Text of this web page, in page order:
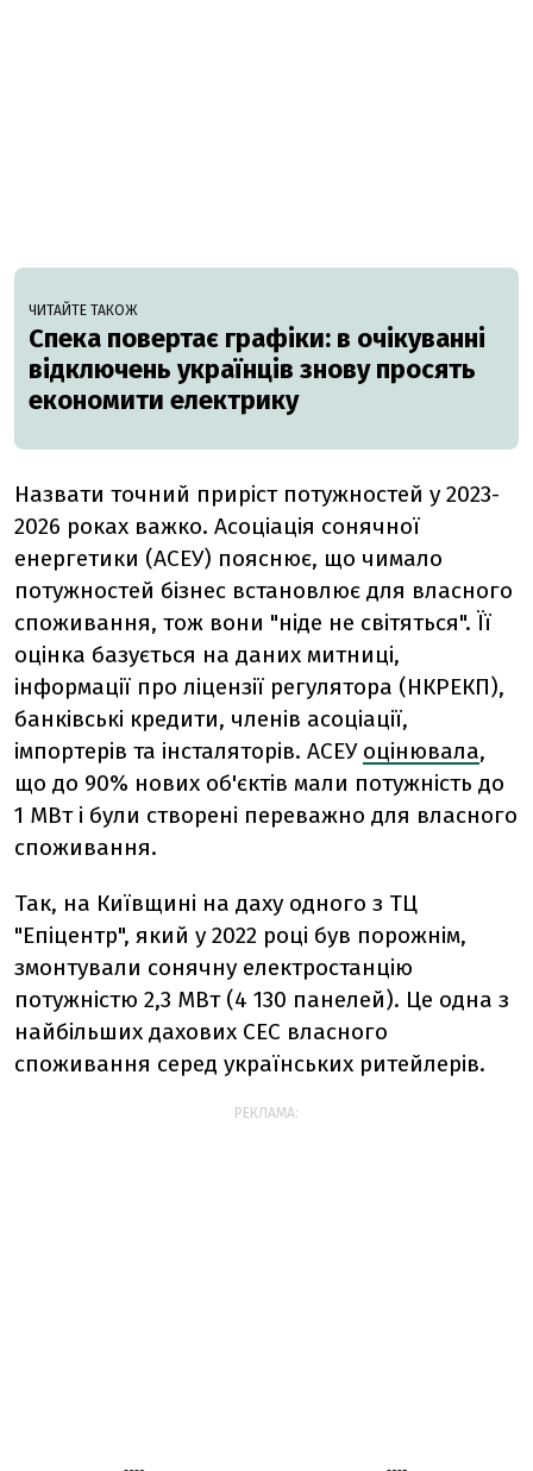
ЧИТАЙТЕ ТАКОЖ
Спека повертає графіки: в очікуванні
відключень українців знову просять
економити електрику
Назвати точний приріст потужностей у 2023-
2026 роках важко. Асоціація сонячної
енергетики (АСЕУ) пояснює, що чимало
потужностей бізнес встановлює для власного
споживання, тож вони "ніде не світяться". Її
оцінка базується на даних митниці,
інформації про ліцензії регулятора (НКРЕКП),
банківські кредити, членів асоціації,
імпортерів та інсталяторів. АСЕУ оцінювала,
що до 90% нових об'єктів мали потужність до
1 МВт і були створені переважно для власного
споживання.
Так, на Київщині на даху одного з ТЦ
"Епіцентр", який у 2022 році був порожнім,
змонтували сонячну електростанцію
потужністю 2,3 МВт (4 130 панелей). Це одна з
найбільших дахових СЕС власного
споживання серед українських ритейлерів.
РЕКЛАМА: